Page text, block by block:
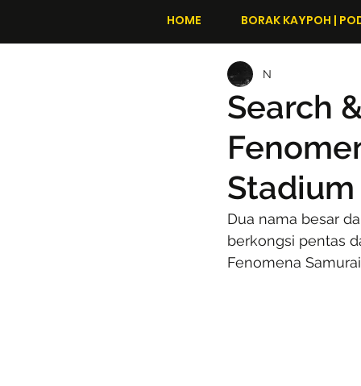
HOME BORAK KAYPOH |
Search
N
Dua nama besar
berkongsi pentas
Fenomena